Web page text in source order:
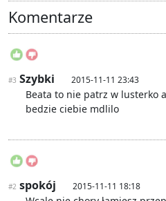
Komentarze
#3 Szybki 2015-11-11 23:43
Beata to nie patrz w lusterko
bedzie ciebie mdlilo
#2 spokój 2015-11-11 18:18